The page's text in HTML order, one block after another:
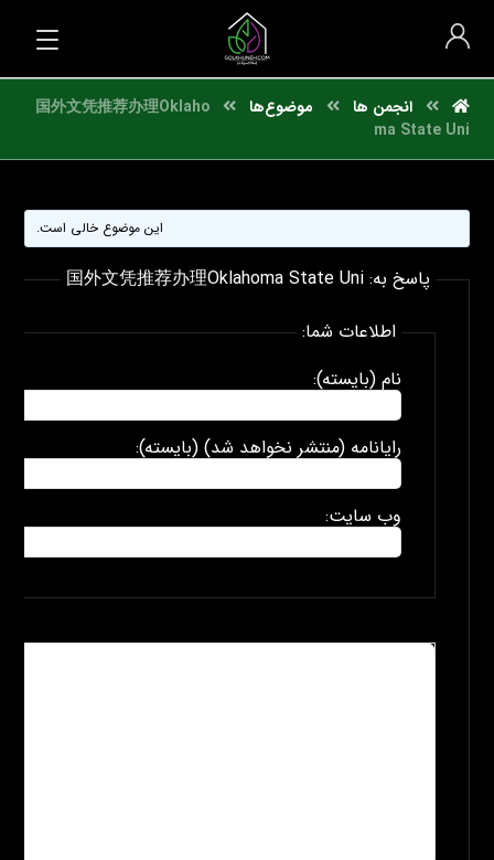
انجمن ها موضوع‌ها
国外文凭推荐办理Oklaho
ma State Uni
این موضوع خالی است.
پاسخ به: 国外文凭推荐办理Oklahoma State Uni
اطلاعات شما:
نام (بایسته):
رایانامه (منتشر نخواهد شد) (بایسته):
وب سایت: